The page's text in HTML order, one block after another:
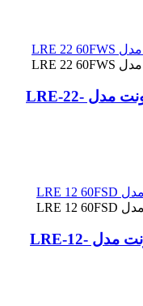
رک ایستاده ۲۲ یونیت عمق ۶۰ الگونت مدل LRE-22-
رک دیواری ۱۲ یونیت عمق ۶۰ الگونت مدل LRE-12-